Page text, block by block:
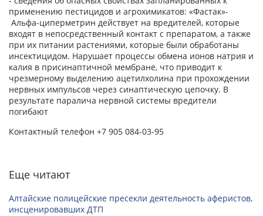
применению пестицидов и агрохимикатов: «Фастак»-
Альфа-циперметрин действует на вредителей, которые
входят в непосредственный контакт с препаратом, а также
при их питании растениями, которые были обработаны
инсектицидом. Нарушает процессы обмена ионов натрия и
калия в присинаптичной мембране, что приводит к
чрезмерному выделению ацетилхолина при прохождении
нервных импульсов через синаптическую цепочку. В
результате паралича нервной системы вредители
погибают
Контактный телефон +7 905 084-03-95
Еще читают
Алтайские полицейские пресекли деятельность аферистов,
инсценировавших ДТП